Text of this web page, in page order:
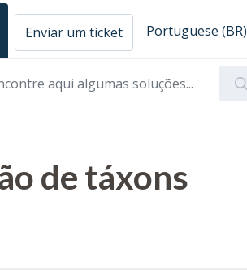
Enviar um ticket Portuguese (BR)
de táxons